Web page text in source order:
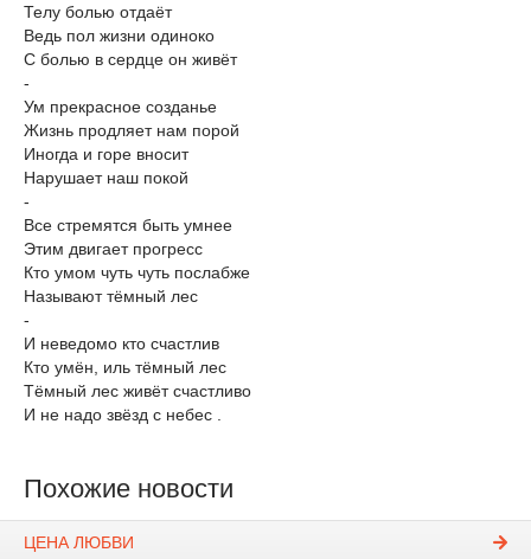
Телу болью отдаёт
Ведь пол жизни одиноко
С болью в сердце он живёт
-
Ум прекрасное созданье
Жизнь продляет нам порой
Иногда и горе вносит
Нарушает наш покой
-
Все стремятся быть умнее
Этим двигает прогресс
Кто умом чуть чуть послабже
Называют тёмный лес
-
И неведомо кто счастлив
Кто умён, иль тёмный лес
Тёмный лес живёт счастливо
И не надо звёзд с небес .
Похожие новости
ЦЕНА ЛЮБВИ